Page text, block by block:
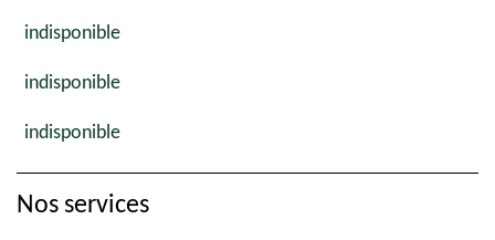
indisponible
indisponible
indisponible
Nos services